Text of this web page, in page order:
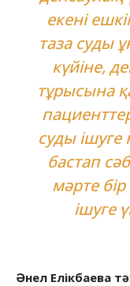
екені
таза суды
күйіне,
тұрысына
суды ішуге
бастап
мәрте
ішуге
Әнел Елікбаева